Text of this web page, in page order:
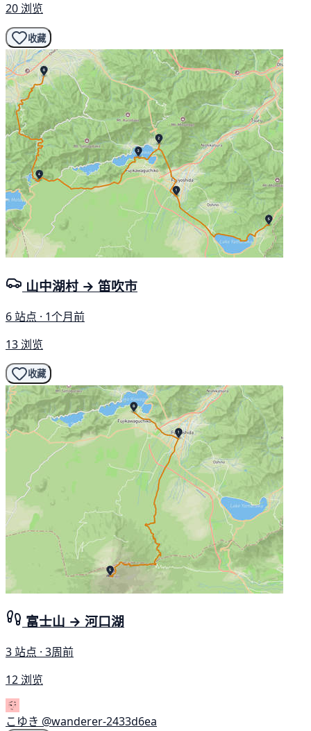
20 浏览
收藏
山中湖村 → 笛吹市
6 站点 · 1个月前
13 浏览
收藏
富士山 → 河口湖
3 站点 · 3周前
12 浏览
こゆき @wanderer-2433d6ea